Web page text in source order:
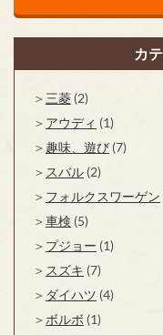
カ
三菱 (2)
アウディ (1)
趣味、遊び (7)
スバル (2)
フォルクスワーゲン
車検 (5)
プジョー (1)
スズキ (7)
ダイハツ (4)
ボルボ (1)